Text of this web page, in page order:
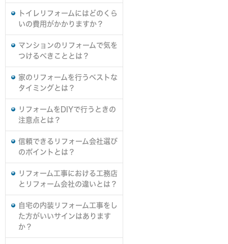
トイレリフォームにはどのくら
いの費用がかかりますか？
マンションのリフォームで気を
つけるべきこととは？
家のリフォームを行うベストな
タイミングとは？
リフォームをDIYで行うときの
注意点とは？
信頼できるリフォーム会社選び
のポイントとは？
リフォーム工事における工務店
とリフォーム会社の違いとは？
自宅の内装リフォーム工事をし
た方がいいサインはあります
か？